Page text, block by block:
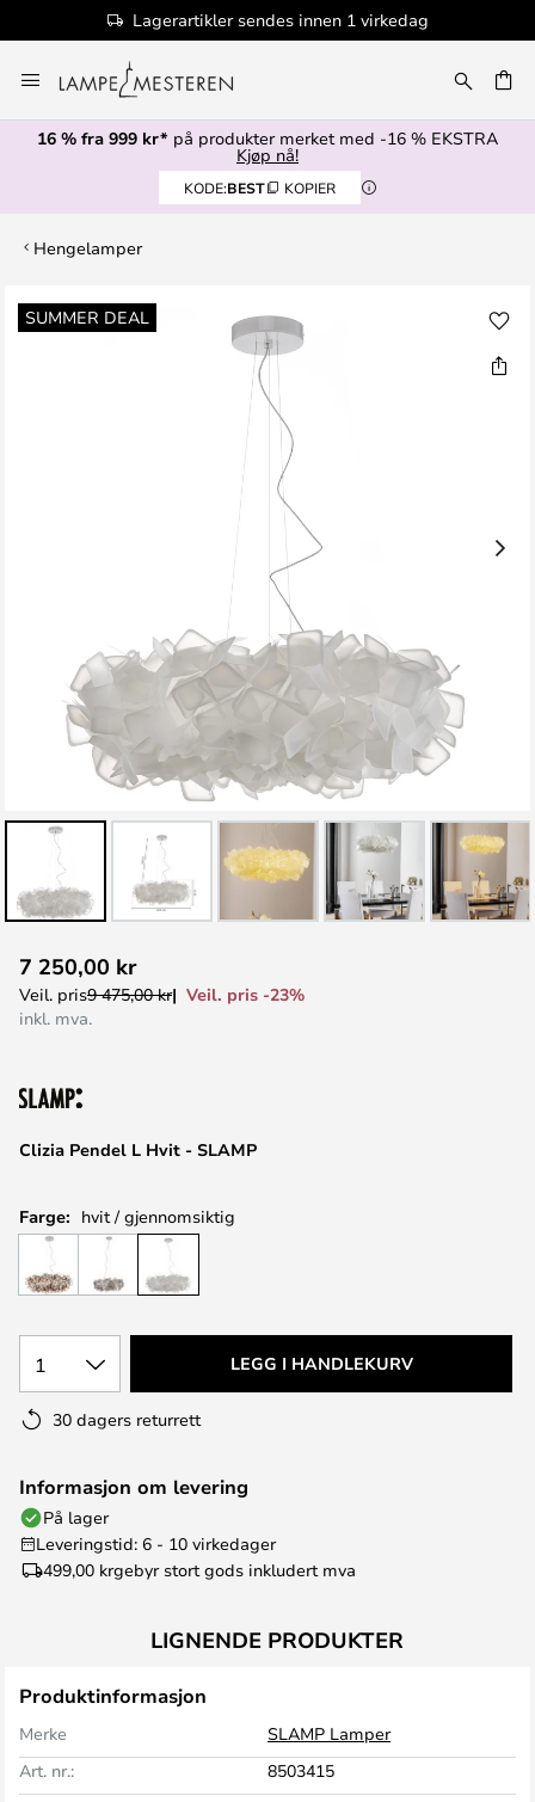
Lagerartikler sendes innen 1 virkedag
til
innhold
16 % fra 999 kr* på produkter merket med -16 % EKSTRA
Kjøp nå!
KODE:BEST KOPIER
Hengelamper
SUMMER DEAL
Gå
til
til
begynnelsen
Clizia Pendel L Hvit - SLAMP
7 250,00 kr
Veil. pris9 475,00 kr
Veil. pris -23%
inkl. mva.
Farge: hvit / gjennomsiktig
1 LEGG I HANDLEKURV
30 dagers returrett
Informasjon om levering
På lager
Leveringstid: 6 - 10 virkedager
499,00 krgebyr stort gods inkludert mva
LIGNENDE PRODUKTER
Produktinformasjon
Merke
SLAMP Lamper
Art. nr.:
8503415